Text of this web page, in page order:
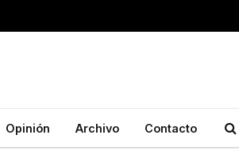
Opinión Archivo Contacto